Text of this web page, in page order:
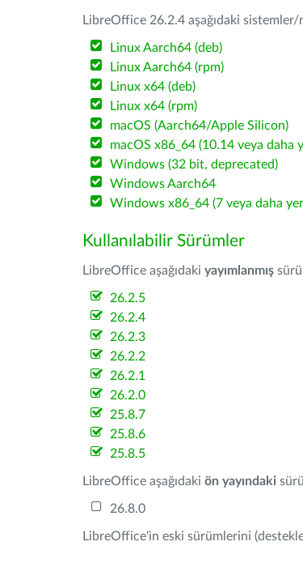
LibreOffice 26.2.4 aşağıdaki
Linux Aarch64 (deb)
Linux Aarch64 (rpm)
Linux x64 (deb)
Linux x64 (rpm)
macOS (Aarch64/Apple Silicon)
macOS x86_64 (10.14 veya daha
Windows (32 bit, deprecated)
Windows Aarch64
Windows x86_64 (7 veya daha
Kullanılabilir Sürümler
LibreOffice aşağıdaki yayımlanmış
26.2.5
26.2.4
26.2.3
26.2.2
26.2.1
26.2.0
25.8.7
25.8.6
25.8.5
LibreOffice aşağıdaki ön yayındaki
26.8.0
LibreOffice'in eski sürümlerini